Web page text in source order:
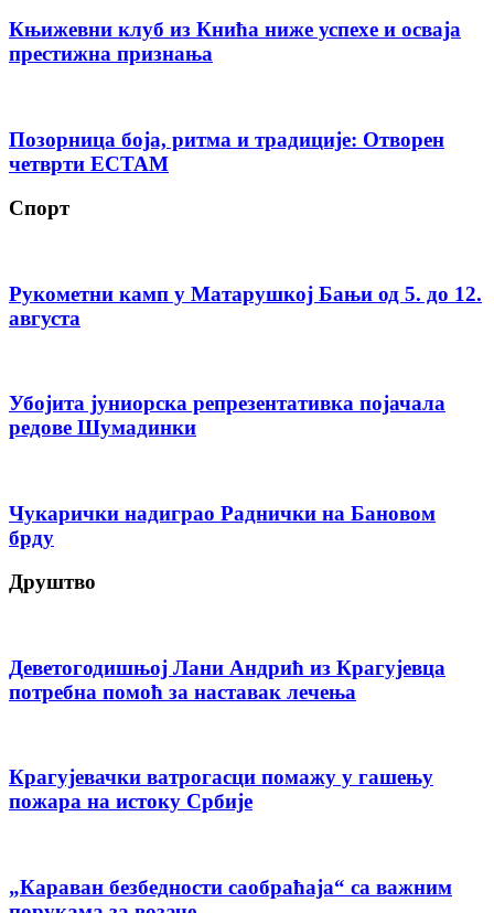
Књижевни клуб из Кнића ниже успехе и осваја
престижна признања
Позорница боја, ритма и традиције: Отворен
четврти ЕСТАМ
Спорт
Рукометни камп у Матарушкој Бањи од 5. до 12.
августа
Убојита јуниорска репрезентативка појачала
редове Шумадинки
Чукарички надиграо Раднички на Бановом
брду
Друштво
Деветогодишњој Лани Андрић из Крагујевца
потребна помоћ за наставак лечења
Крагујевачки ватрогасци помажу у гашењу
пожара на истоку Србије
„Караван безбедности саобраћаја“ са важним